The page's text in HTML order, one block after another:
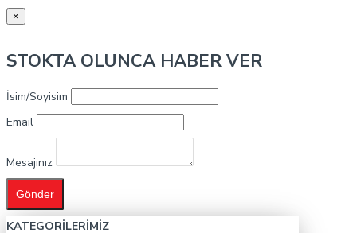
×
STOKTA OLUNCA HABER VER
İsim/Soyisim
Email
Mesajınız
Gönder
KATEGORILERIMIZ